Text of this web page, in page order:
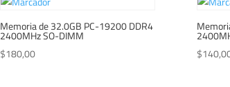
Memoria de 32.0GB PC-19200 DDR4
2400MHz SO-DIMM
$180,00
$